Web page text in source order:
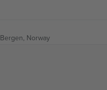
Bergen, Norway